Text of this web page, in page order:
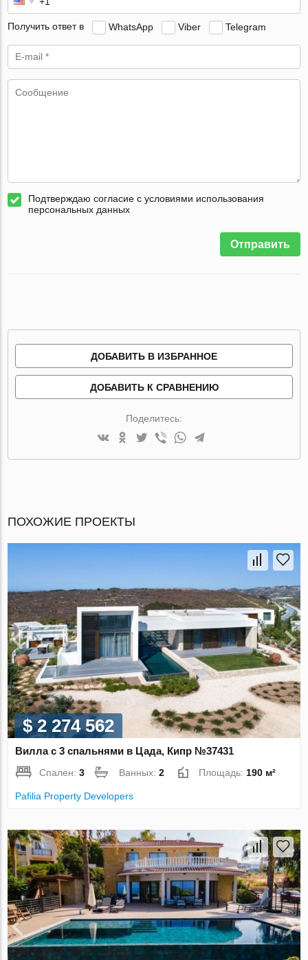
Получить ответ в WhatsApp Viber Telegram
Подтверждаю согласие с условиями использования
персональных данных
Отправить
ДОБАВИТЬ В ИЗБРАННОЕ
ДОБАВИТЬ К СРАВНЕНИЮ
Поделитесь:
ПОХОЖИЕ ПРОЕКТЫ
$ 2 274 562
Вилла с 3 спальнями в Цада, Кипр №37431
Спален:3 Ванных:2 Площадь:190 м²
Pafilia Property Developers